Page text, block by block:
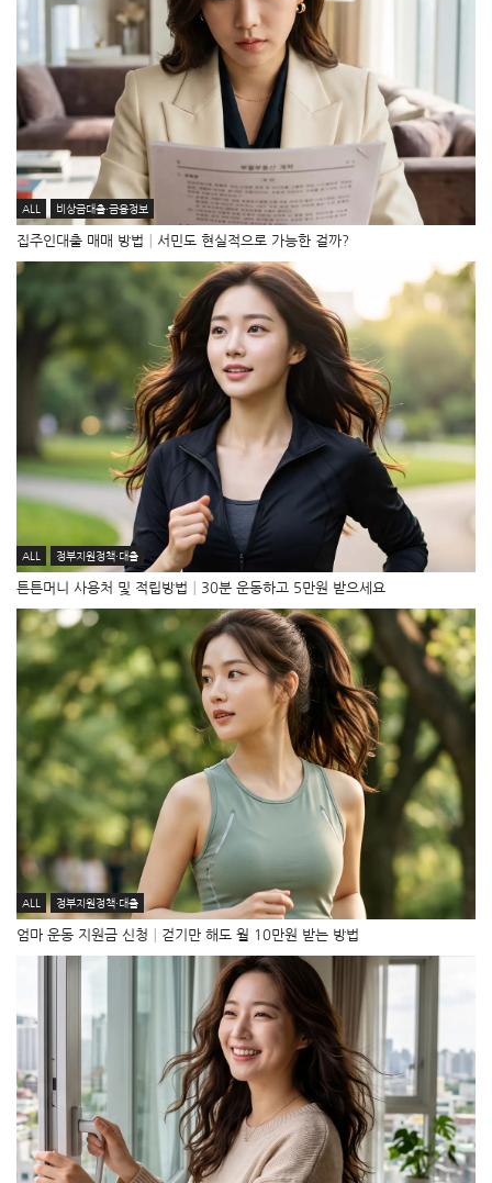
ALL 비상금대출·금융정보
집주인대출 매매 방법│서민도 현실적으로 가능한 걸까?
ALL 정부지원정책·대출
튼튼머니 사용처 및 적립방법│30분 운동하고 5만원 받으세요
ALL 정부지원정책·대출
엄마 운동 지원금 신청│걷기만 해도 월 10만원 받는 방법